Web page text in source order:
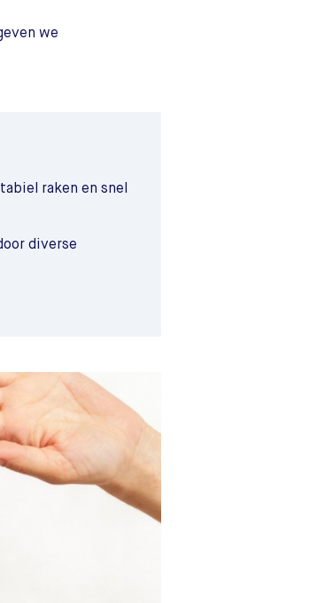
we
raken en snel
diverse